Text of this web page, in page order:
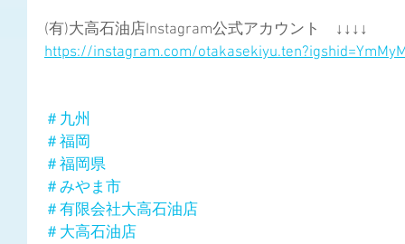
(有)大高石油店Instagram公式アカウント　↓↓↓↓
https://instagram.com/
＃九州
＃福岡
＃福岡県
＃みやま市
＃有限会社大高石油店
＃大高石油店